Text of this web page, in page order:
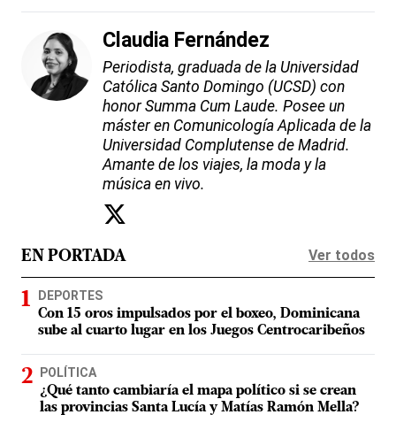
Claudia Fernández
Periodista, graduada de la Universidad
Católica Santo Domingo (UCSD) con
honor Summa Cum Laude. Posee un
máster en Comunicología Aplicada de la
Universidad Complutense de Madrid.
Amante de los viajes, la moda y la
música en vivo.
EN PORTADA Ver todos
DEPORTES
Con 15 oros impulsados por el boxeo, Dominicana
sube al cuarto lugar en los Juegos Centrocaribeños
POLÍTICA
¿Qué tanto cambiaría el mapa político si se crean
las provincias Santa Lucía y Matías Ramón Mella?